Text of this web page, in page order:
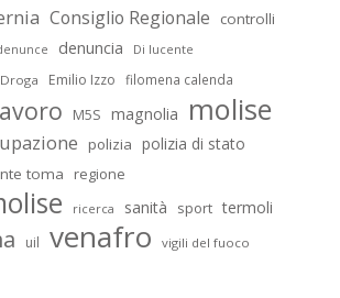
Consiglio Regionale controlli
denuncia Di lucente
Droga Emilio Izzo filomena calenda
M5S magnolia molise
polizia polizia di stato
toma regione
ricerca sanità sport termoli
uil venafro vigili del fuoco